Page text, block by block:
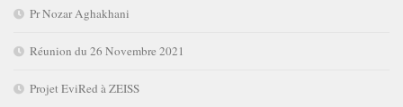
Pr Nozar Aghakhani
Réunion du 26 Novembre 2021
Projet EviRed à ZEISS